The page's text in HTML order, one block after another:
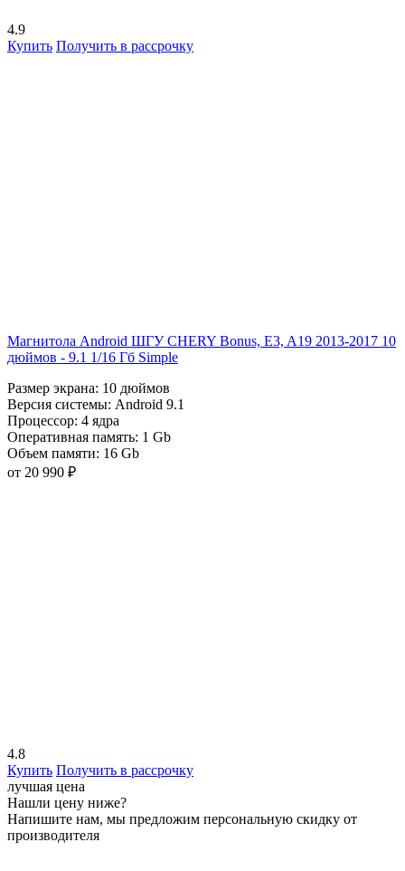
4.9
Купить Получить в рассрочку
Магнитола Android ШГУ CHERY Bonus, E3, A19 2013-2017 10
дюймов - 9.1 1/16 Гб Simple
Размер экрана: 10 дюймов
Версия системы: Android 9.1
Процессор: 4 ядра
Оперативная память: 1 Gb
Объем памяти: 16 Gb
от 20 990 ₽
4.8
Купить Получить в рассрочку
лучшая цена
Нашли цену ниже?
Напишите нам, мы предложим персональную скидку от
производителя